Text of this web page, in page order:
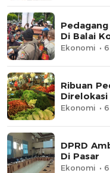
Di Balai
Ekonomi
Ribuan
Direlokasi
Ekonomi
DPRD
Di Pasar
Ekonomi